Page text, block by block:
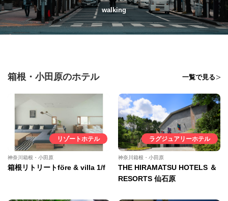
walking
箱根・小田原のホテル 一覧で見る
リゾートホテル
神奈川箱根・小田原
箱根リトリートföre & villa 1/f
ラグジュアリーホテル
神奈川箱根・小田原
THE HIRAMATSU HOTELS ＆
RESORTS 仙石原